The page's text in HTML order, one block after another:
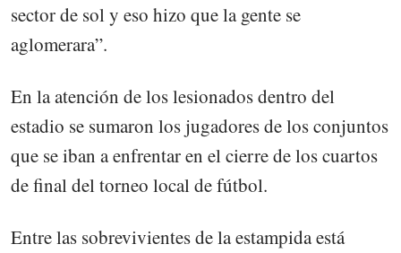
sector de sol y eso hizo que la gente se
aglomerara”.
En la atención de los lesionados dentro del
estadio se sumaron los jugadores de los conjuntos
que se iban a enfrentar en el cierre de los cuartos
de final del torneo local de fútbol.
Entre las sobrevivientes de la estampida está